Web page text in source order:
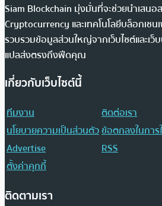
Siam Blockchain มุ่งมั่นที่จะช่วยนำเสนอ
Cryptocurrency และเทคโนโลยีบล็อกเชน
รวบรวมข้อมูลส่วนใหญ่จากเว็บไซต์และเว็
แปลส่งตรงถึงฟีดคุณ
เกี่ยวกับเว็บไซต์นี้
ทีมงาน
ติดต่อเรา
นโยบายความเป็นส่วนตัวข้อตกลงในการ
Advertise
RSS
ตั้งค่าคุกกี้
ติดตามเรา